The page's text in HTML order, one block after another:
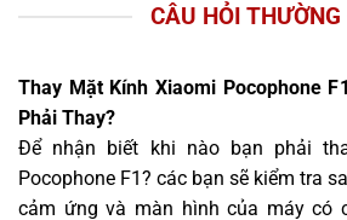
CÂU HỎI THƯỜNG
Thay Mặt Kính Xiaomi Pocophone
Phải Thay?
Để nhận biết khi nào bạn phải
Pocophone F1? các bạn sẽ kiểm tra
cảm ứng và màn hình của máy có